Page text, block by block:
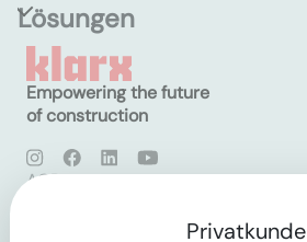
Lösungen
Empowering the future
of construction
AGB
Privatkunde